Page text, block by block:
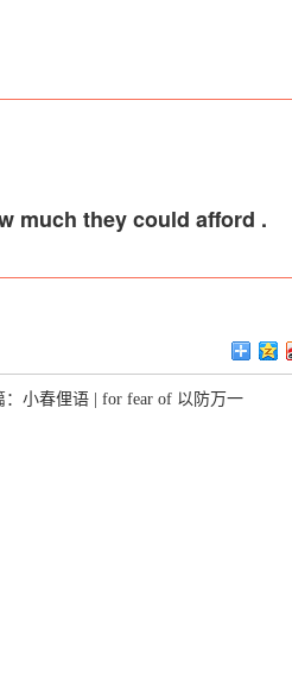
much they could afford .
小春俚语 | for fear of 以防万一